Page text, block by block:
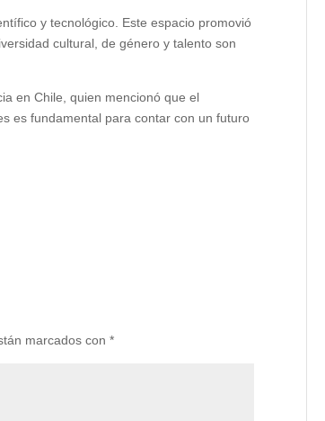
y tecnológico. Este espacio promovió
cultural, de género y talento son
en Chile, quien mencionó que el
es fundamental para contar con un futuro
marcados con*